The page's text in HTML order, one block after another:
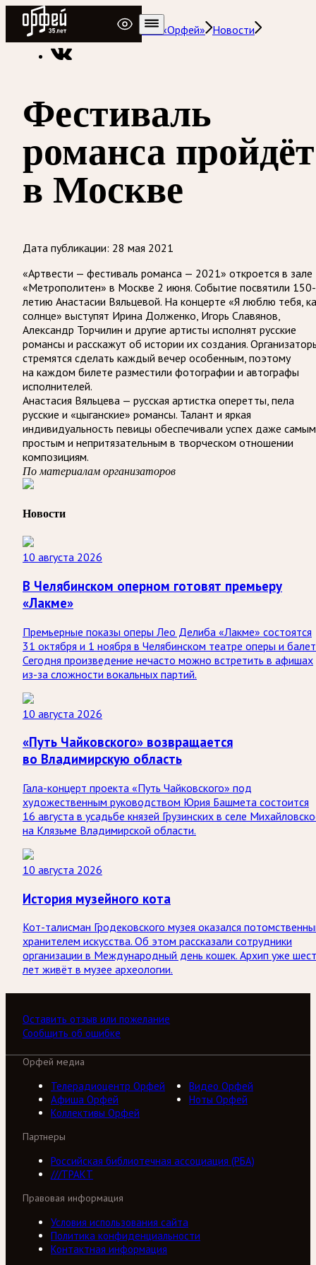
Радио Орфей
Радио классической музыки «Орфей» Новости
Фестиваль
романса пройдёт
в Москве
Дата публикации: 28 мая 2021
«Артвести — фестиваль романса — 2021» откроется в зале
«Метрополитен» в Москве 2 июня. Событие посвятили 150-
летию Анастасии Вяльцевой. На концерте «Я люблю тебя,
солнце» выступят Ирина Долженко, Игорь Славянов,
Александр Торчилин и другие артисты исполнят русские
романсы и расскажут об истории их создания.
стремятся сделать каждый вечер особенным, поэтому
на каждом билете разместили фотографии и автографы
исполнителей.
Анастасия Вяльцева — русская артистка оперетты, пела
русские и «цыганские» романсы. Талант и яркая
индивидуальность певицы обеспечивали успех даже самым
простым и непритязательным в творческом отношении
композициям.
По материалам организаторов
Новости
10 августа 2026
В Челябинском оперном готовят премьеру
«Лакме»
Премьерные показы оперы Лео Делиба «Лакме» состоятся
31 октября и 1 ноября в Челябинском театре оперы и
Сегодня произведение нечасто можно встретить в афишах
из-за сложности вокальных партий.
10 августа 2026
«Путь Чайковского» возвращается
во Владимирскую область
Гала-концерт проекта «Путь Чайковского» под
художественным руководством Юрия Башмета состоится
16 августа в усадьбе князей Грузинских в селе
на Клязьме Владимирской области.
10 августа 2026
История музейного кота
Кот-талисман Гродековского музея оказался
хранителем искусства. Об этом рассказали сотрудники
организации в Международный день кошек. Архип уже
лет живёт в музее археологии.
Оставить отзыв или пожелание
Сообщить об ошибке
Орфей медиа
Телерадиоцентр Орфей
Видео Орфей
Афиша Орфей
Ноты Орфей
Коллективы Орфей
Партнеры
Российская библиотечная ассоциация (РБА)
///ТРАКТ
Правовая информация
Условия использования сайта
Политика конфиденциальности
Контактная информация